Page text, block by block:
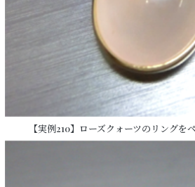
【実例210】ローズクォーツのリングを